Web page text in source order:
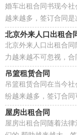
婚车出租合同书现今
越来越多，签订合同
道正规的合同书怎么
北京外来人口出租合
北京外来人口出租合
力越来越不可忽视，合
相信大家又在为写合
吊篮租赁合同
吊篮租赁合同在当今
纷越来越多，签订合
吗，写合同可是有方法
屋房出租合同
屋房出租合同随着法